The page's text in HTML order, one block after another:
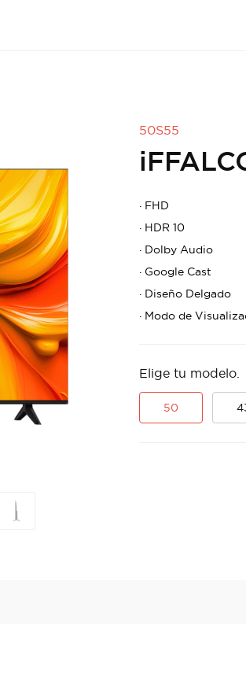
50S55
· FHD
· HDR 10
· Dolby Audio
· Google Cast
· Diseño Delgado
· Modo de
Elige tu modelo.
50